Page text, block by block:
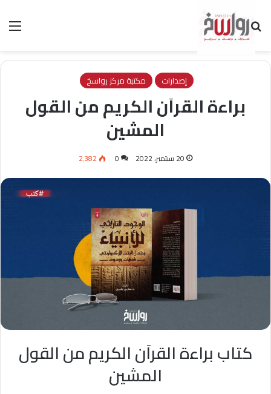
بحث عن
إصدارات مكتبة مركز رواسخ
براءة القراَن الكريم من القول
المشين
20 سبتمبر، 2022 0 2٬382
كتاب براءة القراَن الكريم من القول
المشين